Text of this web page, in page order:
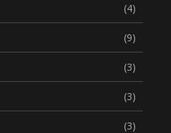
(4)
(9)
(3)
(3)
(3)